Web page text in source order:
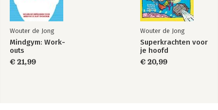
Wouter de Jong
Mindgym: Work-
outs
€ 21,99
Wouter de Jong
Superkrachten voor
je hoofd
€ 20,99